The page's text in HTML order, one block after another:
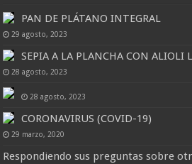
PAN DE PLÁTANO INTEGRAL
29 agosto, 2023
SEPIA A LA PLANCHA CON ALIOLI
28 agosto, 2023
28 agosto, 2023
CORONAVIRUS (COVID-19)
29 marzo, 2020
Respondiendo sus preguntas sobre